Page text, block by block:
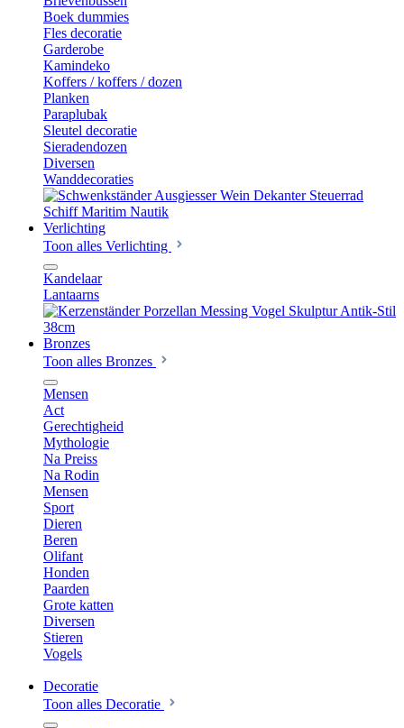
Boek dummies
Fles decoratie
Garderobe
Kamindeko
Koffers / koffers / dozen
Planken
Paraplubak
Sleutel decoratie
Sieradendozen
Diversen
Wanddecoraties
Verlichting
Toon alles Verlichting
Kandelaar
Lantaarns
Bronzes
Toon alles Bronzes
Mensen
Act
Gerechtigheid
Mythologie
Na Preiss
Na Rodin
Mensen
Sport
Dieren
Beren
Olifant
Honden
Paarden
Grote katten
Diversen
Stieren
Vogels
Decoratie
Toon alles Decoratie